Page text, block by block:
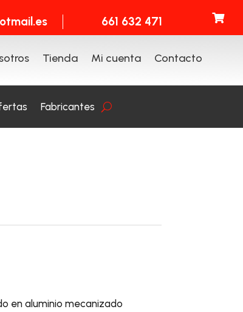
661 632 471 
Tienda Mi cuenta Contacto
Fabricantes
en aluminio mecanizado